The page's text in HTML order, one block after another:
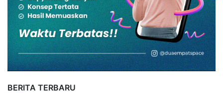
BERITA TERBARU